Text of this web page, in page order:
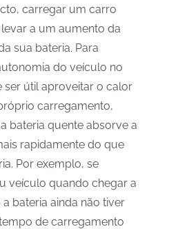
carregar um carro
a um aumento da
sua bateria. Para
do veículo no
ser útil aproveitar o calor
carregamento,
bateria quente absorve a
rapidamente do que
Por exemplo, se
veículo quando chegar a
bateria ainda não tiver
de carregamento